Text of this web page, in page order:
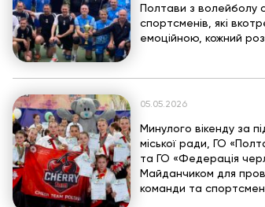
Полтави з волейболу
спортсменів, які
емоційною, кожний
05.05.2026
Минулого вікенду за
міської ради, ГО
та ГО «Федерація
Майданчиком для
команди та